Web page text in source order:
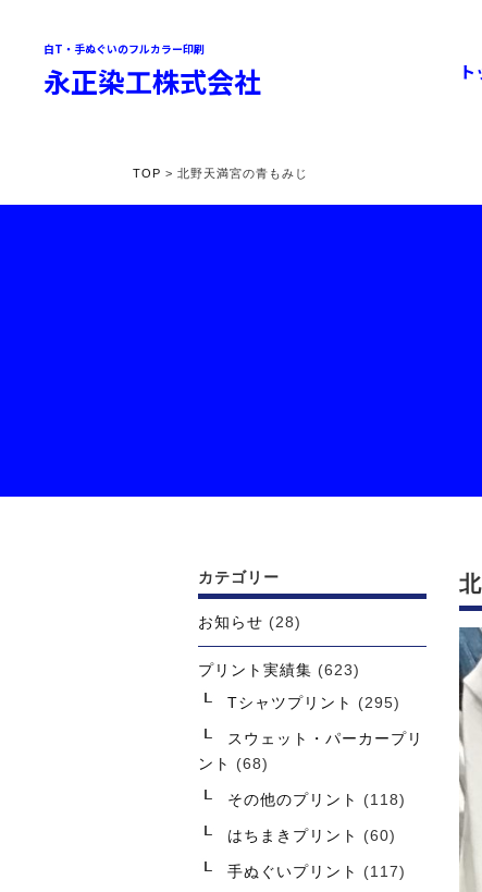
白T・手ぬぐいのフルカラー印刷
永正染工株式会社
TOP > 北野天満宮の青もみじ
カテゴリー
お知らせ (28)
プリント実績集 (623)
Tシャツプリント
(295)
スウェット・パーカープリ
ント
(68)
その他のプリント (118)
はちまきプリント (60)
手ぬぐいプリント (117)